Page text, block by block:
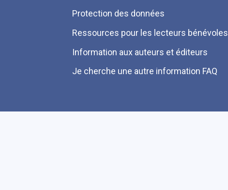
Protection des données
Ressources pour les lecteurs bénévoles
Information aux auteurs et éditeurs
Je cherche une autre information FAQ